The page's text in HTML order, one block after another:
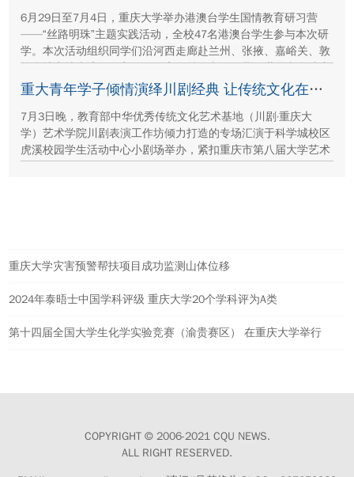
6月29日至7月4日，重庆大学举办港澳台学生国情教育研习营
——“丝路明珠”主题实践活动，全校47名港澳台学生参与本次研
学。本次活动组织同学们沿河西走廊赴兰州、张掖、嘉峪关、敦
煌多地实地走访，深入了解国家在丝路文明传承、世界文化遗产
保护、西北地质生态治理等方面的建设成就与发展路径。
重大青年学子倾情演绎川剧经典 让传统文化在校园“活”起来
7月3日晚，教育部中华优秀传统文化艺术基地（川剧·重庆大
学）艺术学院川剧表演工作坊倾力打造的专场汇演于科学城校区
虎溪校园学生活动中心小剧场举办，紧扣重庆市第八届大学艺术
重庆大学灾害预警帮扶项目成功监测山体位移
2024年泰晤士中国学科评级 重庆大学20个学科评为A类
第十四届全国大学生化学实验竞赛（渝贵赛区） 在重庆大学举行
COPYRIGHT © 2006-2021 CQU NEWS.
ALL RIGHT RESERVED.